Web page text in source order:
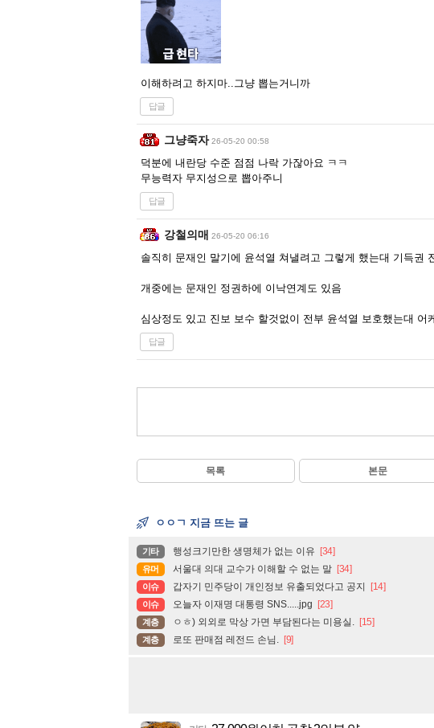
이해하려고 하지마..그냥 뽑는거니까
답글
그냥죽자 26-05-20 00:58
덕분에 내란당 수준 점점 나락 가잖아요 ㅋㅋ
무능력자 무지성으로 뽑아주니
답글
강철의매 26-05-20 06:16
솔직히 문재인 말기에 윤석열 쳐낼려고 그렇게 했는대 기득권
개중에는 문재인 정권하에 이낙연계도 있음
심상정도 있고 진보 보수 할것없이 전부 윤석열 보호했는대 어
답글
목록 본문
ㅇㅇㄱ 지금 뜨는 글
기타 행성크기만한 생명체가 없는 이유 [34]
유머 서울대 의대 교수가 이해할 수 없는 말 [34]
이슈 갑자기 민주당이 개인정보 유출되었다고 공지 [14]
이슈 오늘자 이재명 대통령 SNS.....jpg [23]
계층 ㅇㅎ) 외외로 막상 가면 부담된다는 미용실. [15]
계층 로또 판매점 레전드 손님. [9]